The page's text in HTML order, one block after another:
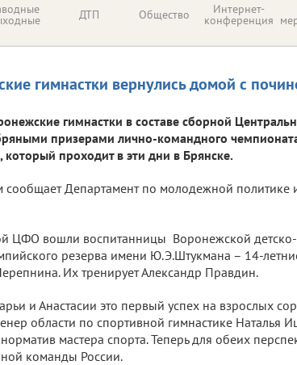
ДТП Общество Интернет-
конференция
гимнастки вернулись домой с
гимнастки в составе сборной
призерами лично-командного
который проходит в эти дни в Брянске.
сообщает Департамент по молодежной политике
ЦФО вошли воспитанницы Воронежской
резерва имени Ю.Э.Штукмана – 14-
Их тренирует Александр Правдин.
и Анастасии это первый успех на взрослых
области по спортивной гимнастике Наталья
мастера спорта. Теперь для обеих
команды России.